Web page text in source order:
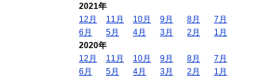
2021年
12月
11月 10月 9月 8月
7月
6月
5月 4月 3月 2月
1月
2020年
12月
11月 10月 9月 8月
7月
6月
5月 4月 3月 2月
1月